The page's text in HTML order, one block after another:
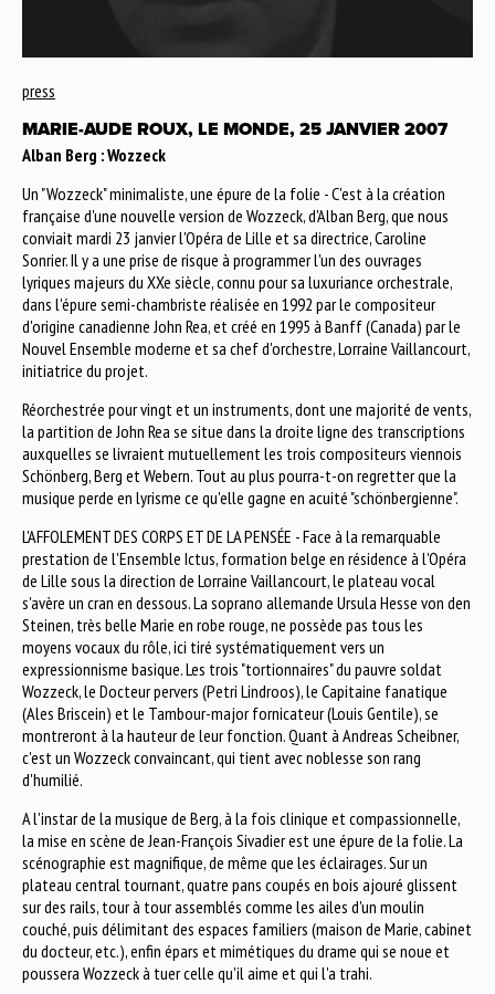
press
MARIE-AUDE ROUX, LE MONDE, 25 JANVIER 2007
Alban Berg : Wozzeck
Un "Wozzeck" minimaliste, une épure de la folie - C'est à la création
française d'une nouvelle version de Wozzeck, d'Alban Berg, que nous
conviait mardi 23 janvier l'Opéra de Lille et sa directrice, Caroline
Sonrier. Il y a une prise de risque à programmer l'un des ouvrages
lyriques majeurs du XXe siècle, connu pour sa luxuriance orchestrale,
dans l'épure semi-chambriste réalisée en 1992 par le compositeur
d'origine canadienne John Rea, et créé en 1995 à Banff (Canada) par le
Nouvel Ensemble moderne et sa chef d'orchestre, Lorraine Vaillancourt,
initiatrice du projet.
Réorchestrée pour vingt et un instruments, dont une majorité de vents,
la partition de John Rea se situe dans la droite ligne des transcriptions
auxquelles se livraient mutuellement les trois compositeurs viennois
Schönberg, Berg et Webern. Tout au plus pourra-t-on regretter que la
musique perde en lyrisme ce qu'elle gagne en acuité "schönbergienne".
L'AFFOLEMENT DES CORPS ET DE LA PENSÉE - Face à la remarquable
prestation de l'Ensemble Ictus, formation belge en résidence à l'Opéra
de Lille sous la direction de Lorraine Vaillancourt, le plateau vocal
s'avère un cran en dessous. La soprano allemande Ursula Hesse von den
Steinen, très belle Marie en robe rouge, ne possède pas tous les
moyens vocaux du rôle, ici tiré systématiquement vers un
expressionnisme basique. Les trois "tortionnaires" du pauvre soldat
Wozzeck, le Docteur pervers (Petri Lindroos), le Capitaine fanatique
(Ales Briscein) et le Tambour-major fornicateur (Louis Gentile), se
montreront à la hauteur de leur fonction. Quant à Andreas Scheibner,
c'est un Wozzeck convaincant, qui tient avec noblesse son rang
d'humilié.
A l'instar de la musique de Berg, à la fois clinique et compassionnelle,
la mise en scène de Jean-François Sivadier est une épure de la folie. La
scénographie est magnifique, de même que les éclairages. Sur un
plateau central tournant, quatre pans coupés en bois ajouré glissent
sur des rails, tour à tour assemblés comme les ailes d'un moulin
couché, puis délimitant des espaces familiers (maison de Marie, cabinet
du docteur, etc.), enfin épars et mimétiques du drame qui se noue et
poussera Wozzeck à tuer celle qu'il aime et qui l'a trahi.